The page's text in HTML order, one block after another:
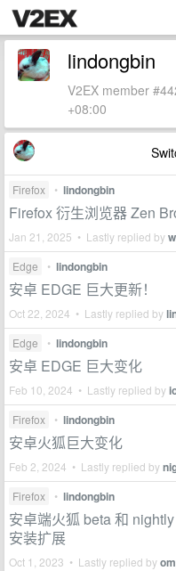
lindongbin
V2EX member
+08:00
Firefox • lindongbin
Firefox 衍生浏览器 Zen
Jan 21, 2025 • Lastly replied by
Edge • lindongbin
安卓 EDGE 巨大更新！
Oct 22, 2024 • Lastly replied by
Edge • lindongbin
安卓 EDGE 巨大变化
Feb 10, 2024 • Lastly replied by
Firefox • lindongbin
安卓火狐巨大变化
Feb 2, 2024 • Lastly replied by
Firefox • lindongbin
安卓端火狐 beta 和
安装扩展
Oct 1, 2023 • Lastly replied by